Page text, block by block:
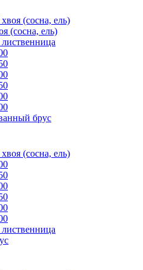
(сосна, ель)
(сосна, ель)
брус
(сосна, ель)